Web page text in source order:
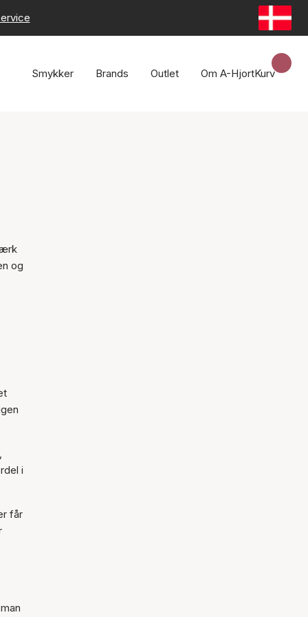
Smykker Brands Outlet Om A-HjortKurv
og
i
får